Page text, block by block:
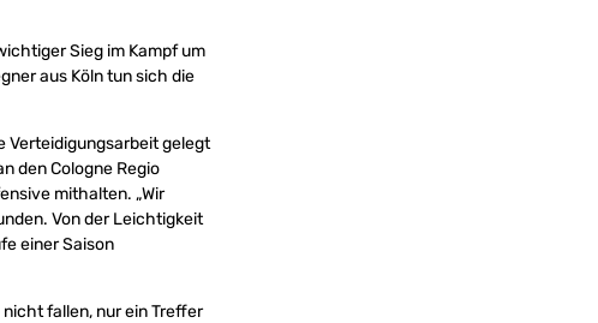
Sieg im Kampf um
aus Köln tun sich die
Verteidigungsarbeit gelegt
den Cologne Regio
mithalten. „Wir
Von der Leichtigkeit
einer Saison
fallen, nur ein Treffer